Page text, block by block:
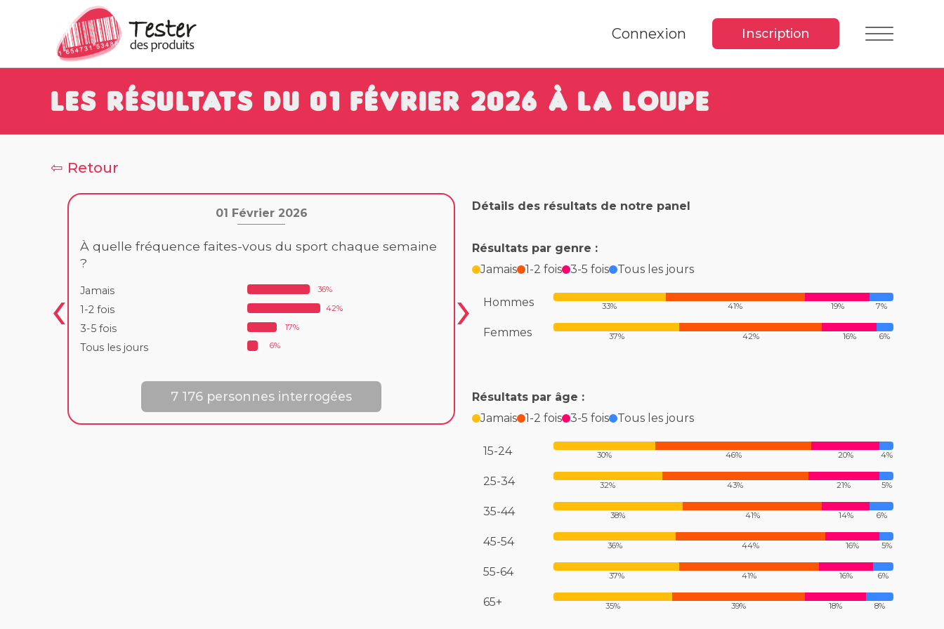
Connexion Inscription
Les résultats du 01 Février 2026 à la loupe
⇦ Retour
01 Février 2026
À quelle fréquence faites-vous du sport chaque semaine
?
Jamais 36%
1-2 fois 42%
3-5 fois 17%
Tous les jours 6%
7 176 personnes interrogées
Détails des résultats de notre panel
Résultats par genre :
Jamais
1-2 fois 3-5 fois Tous les jours
Hommes 33% 41% 19% 7%
Femmes 37% 42% 16% 6%
Résultats par âge :
Jamais
1-2 fois 3-5 fois Tous les jours
15-24 30% 46% 20% 4%
25-34 32% 43% 21% 5%
35-44 38% 41% 14% 6%
45-54 36% 44% 16% 5%
55-64 37% 41% 16% 6%
65+ 35% 39% 18% 8%